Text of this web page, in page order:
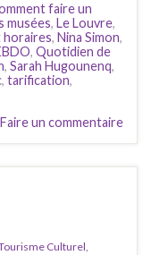
faire un
musées, Le Louvre,
, Nina Simon,
, Quotidien de
, Sarah Hugounenq,
, tarification,
Faire un commentaire
Culturel,